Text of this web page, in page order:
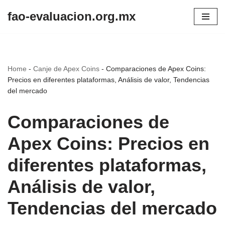
fao-evaluacion.org.mx
Home - Canje de Apex Coins - Comparaciones de Apex Coins:
Precios en diferentes plataformas, Análisis de valor, Tendencias
del mercado
Comparaciones de
Apex Coins: Precios en
diferentes plataformas,
Análisis de valor,
Tendencias del mercado